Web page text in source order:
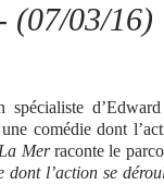
(07/03/16)
spécialiste
comédie dont
La Merraconte le
dont l’action se